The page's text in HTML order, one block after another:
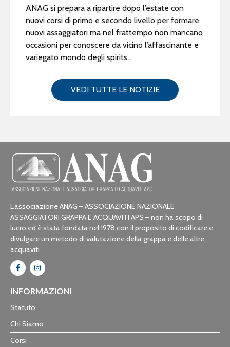
ANAG si prepara a ripartire dopo l’estate con
nuovi corsi di primo e secondo livello per formare
nuovi assaggiatori ma nel frattempo non mancano
occasioni per conoscere da vicino l’affascinante e
variegato mondo degli spirits...
VEDI TUTTE LE NOTIZIE
L’associazione ANAG – ASSOCIAZIONE NAZIONALE
ASSAGGIATORI GRAPPA E ACQUAVITI APS – non ha scopo di
lucro ed è stata fondata nel 1978 con il proposito di codificare e
divulgare un metodo di valutazione della grappa e delle altre
acquaviti
INFORMAZIONI
Statuto
Chi Siamo
Corsi